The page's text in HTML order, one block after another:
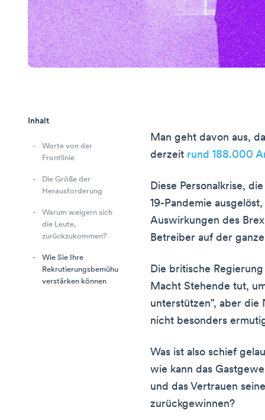
Inhalt
Worte von der
Frontlinie
Die Größe der
Herausforderung
Warum weigern sich
die Leute,
zurückzukommen?
Wie Sie Ihre
Rekrutierungsbemühungen
verstärken können
Man geht davon aus,
derzeit rund 188.000
Diese Personalkrise,
19-Pandemie
Auswirkungen des
Betreiber auf der
Die britische
Macht Stehende tut,
unterstützen", aber die
nicht besonders
Was ist also schief
wie kann das
und das Vertrauen
zurückgewinnen?